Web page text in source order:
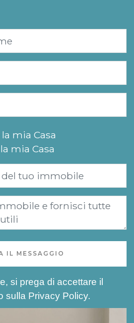
mia Casa
mia Casa
IL MESSAGGIO
si prega di accettare il
sulla Privacy Policy.